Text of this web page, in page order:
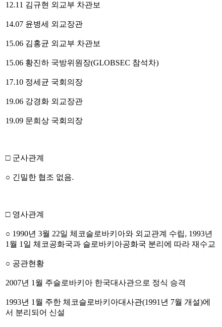
12.11 김규현 외교부 차관보
14.07 윤병세 외교장관
15.06 김홍균 외교부 차관보
15.06 황진하 국방위원장(GLOBSEC 참석차)
17.10 정세균 국회의장
19.06 강경화 외교장관
19.09 문희상 국회의장
□ 군사관계
○ 긴밀한 협조 없음.
□ 영사관계
○ 1990년 3월 22일 체코슬로바키아와 외교관계 수립, 1993년
1월 1일 체코공화국과 슬로바키아공화국 분리에 따라 재수교
○ 공관현황
2007년 1월 주슬로바키아 한국대사관으로 정식 승격
1993년 1월 주한 체코슬로바키아대사관(1991년 7월 개설)에
서 분리되어 신설